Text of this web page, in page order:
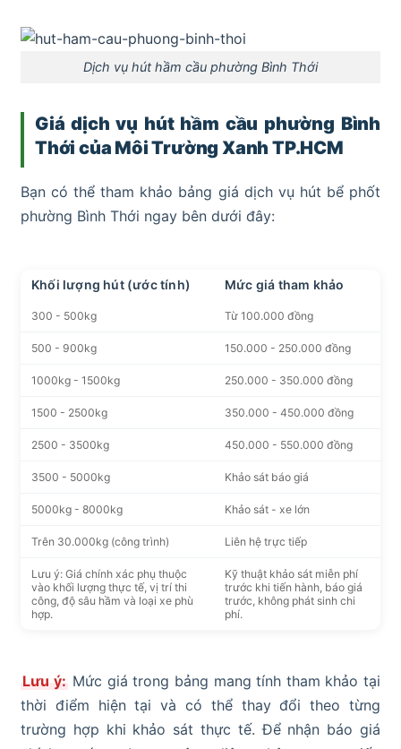
Dịch vụ hút hầm cầu phường Bình Thới
Giá dịch vụ hút hầm cầu phường Bình
Thới của Môi Trường Xanh TP.HCM
Bạn có thể tham khảo bảng giá dịch vụ hút bể phốt
phường Bình Thới ngay bên dưới đây:
Khối lượng hút (ước tính) Mức giá tham khảo
300 - 500kg Từ 100.000 đồng
500 - 900kg 150.000 - 250.000 đồng
1000kg - 1500kg 250.000 - 350.000 đồng
1500 - 2500kg 350.000 - 450.000 đồng
2500 - 3500kg 450.000 - 550.000 đồng
3500 - 5000kg Khảo sát báo giá
5000kg - 8000kg Khảo sát - xe lớn
Trên 30.000kg (công trình) Liên hệ trực tiếp
Lưu ý: Giá chính xác phụ thuộc
vào khối lượng thực tế, vị trí thi
công, độ sâu hầm và loại xe phù
hợp.
Kỹ thuật khảo sát miễn phí
trước khi tiến hành, báo giá
trước, không phát sinh chi
phí.
Lưu ý: Mức giá trong bảng mang tính tham khảo tại
thời điểm hiện tại và có thể thay đổi theo từng
trường hợp khi khảo sát thực tế. Để nhận báo giá